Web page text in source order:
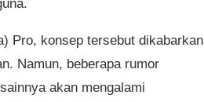
Pro, konsep tersebut dikabarkan
Namun, beberapa rumor
akan mengalami